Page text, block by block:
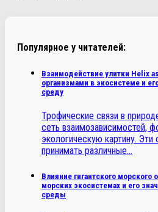
Популярное у читателей:
Взаимодействие улитки Helix
организмами в экосистеме и
среду
Трофические связи в
сеть взаимозависимостей,
экологическую картину.
принимать различные…
Влияние гигантского морского
морских экосистемах и его
среды